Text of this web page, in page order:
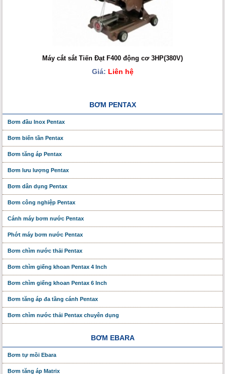
Máy cắt sắt Tiến Đạt F400 động cơ 3HP(380V)
Giá: Liên hệ
BƠM PENTAX
Bơm đầu Inox Pentax
Bơm biến tần Pentax
Bơm tăng áp Pentax
Bơm lưu lượng Pentax
Bơm dân dụng Pentax
Bơm công nghiệp Pentax
Cánh máy bơm nước Pentax
Phớt máy bơm nước Pentax
Bơm chìm nước thải Pentax
Bơm chìm giếng khoan Pentax 4 Inch
Bơm chìm giếng khoan Pentax 6 Inch
Bơm tăng áp đa tầng cánh Pentax
Bơm chìm nước thải Pentax chuyên dụng
BƠM EBARA
Bơm tự mồi Ebara
Bơm tăng áp Matrix